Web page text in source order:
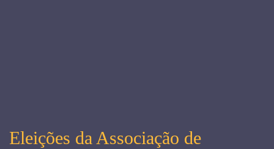
Eleições da Associação de